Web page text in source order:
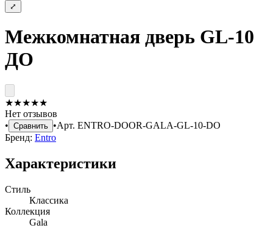
⤢
Межкомнатная дверь GL-10
ДО
★★★★★
Нет отзывов
• Сравнить •Арт. ENTRO-DOOR-GALA-GL-10-DO
Бренд: Entro
Характеристики
Стиль
Классика
Коллекция
Gala